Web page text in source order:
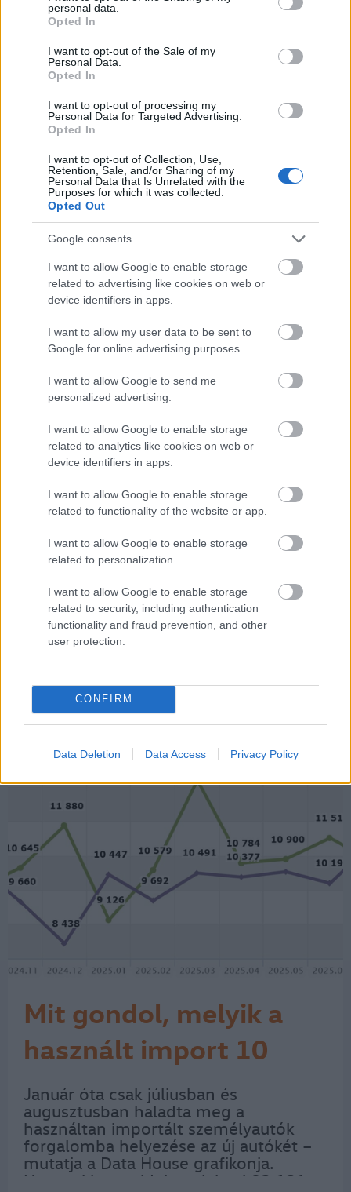
grant or deny consent to Google and its third-party tags to
use your data for below specified purposes in below Google
consent section.
personal data.
Opted In
I want to opt-out of the Sale of my
Personal Data.
Opted In
I want to opt-out of processing my
Personal Data for Targeted Advertising.
Opted In
I want to opt-out of Collection, Use,
Retention, Sale, and/or Sharing of my
Personal Data that Is Unrelated with the
Purposes for which it was collected.
Opted Out
Google consents
I want to allow Google to enable storage
related to advertising like cookies on web or
device identifiers in apps.
I want to allow my user data to be sent to
Google for online advertising purposes.
I want to allow Google to send me
personalized advertising.
I want to allow Google to enable storage
related to analytics like cookies on web or
device identifiers in apps.
I want to allow Google to enable storage
related to functionality of the website or app.
I want to allow Google to enable storage
related to personalization.
I want to allow Google to enable storage
related to security, including authentication
functionality and fraud prevention, and other
user protection.
CONFIRM
Data Deletion Data Access Privacy Policy
A szeptemberrel zárult három
negyedévben a tavalyi azonos
időszakban számláltnál 2,8 százalékkal
cserélt gazdát. Amint a Data House
fenti diagramja mutatja, az első és a
kiemelkedő volt 5, illetve 4 százalékos
bővüléssel, míg a második…
Az újautó-piac nő, az
állomány öregszik
A Központi Statisztikai Hivatal adatai
szerint az első félév végére a
magyarországi személyautók
darabszáma 4,329 millióra emelkedett
az elmúlt év végi 4,263 millióról,
ugyanakkor az állomány átlagos kora
szempontból különösen nagy
jelentőségű, hogy az első
háromnegyed…
Mit gondol, melyik a
használt import 10
legpörgősebb márkája?
Január óta csak júliusban és
augusztusban haladta meg a
használtan importált személyautók
forgalomba helyezése az új autókét –
mutatja a Data House grafikonja.
Ugyanakkor az idei nyolchavi 83 131